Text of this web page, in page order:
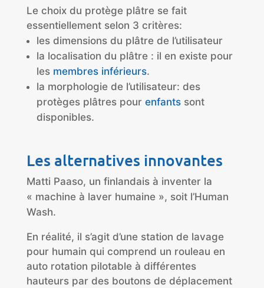
Le choix du protège plâtre se fait
essentiellement selon 3 critères:
les dimensions du plâtre de l’utilisateur
la localisation du plâtre : il en existe pour
les membres inférieurs.
la morphologie de l’utilisateur: des
protèges plâtres pour enfantssont
disponibles.
Les alternatives innovantes
Matti Paaso, un finlandais à inventer la
« machine à laver humaine », soit l’Human
Wash.
En réalité, il s’agit d’une station de lavage
pour humain qui comprend un rouleau en
auto rotation pilotable à différentes
hauteurs par des boutons de déplacement